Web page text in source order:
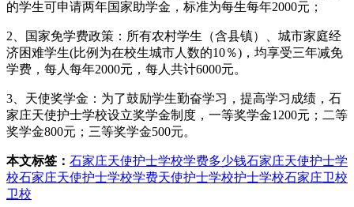
的学生可申请两年国家助学金，标准为每生每年2000元；
2、国家免学费政策：所有农村学生（含县镇）、城市家庭经
济困难学生(比例为在校生城市人数的10％)，均享受三年减免
学费，每人每年2000元，每人共计6000元。
3、天使奖学金：为了鼓励学生勤奋学习，提高学习成绩，石
家庄天使护士学校设立奖学金制度，一等奖学金1200元；二等
奖学金800元；三等奖学金500元。
本文标签： 石家庄天使护士学校学费多少钱石家庄天使护士学
校石家庄天使护士学校学费天使护士学校护士学校石家庄卫校
卫校